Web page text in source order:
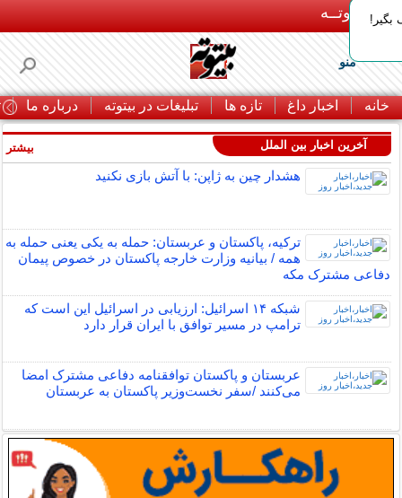
بـیتوتــه
منو
خانه اخبار داغ تازه ها تبلیغات در بیتوته درباره ما
آخرین اخبار بین الملل
هشدار چین به ژاپن: با آتش بازی نکنید
ترکیه، پاکستان و عربستان: حمله به یکی یعنی حمله به
همه / بیانیه وزارت خارجه پاکستان در خصوص پیمان
دفاعی مشترک مکه
شبکه ۱۴ اسرائیل: ارزیابی در اسرائیل این است که
ترامپ در مسیر توافق با ایران قرار دارد
عربستان و پاکستان توافقنامه دفاعی مشترک امضا
می‌کنند /سفر نخست‌وزیر پاکستان به عربستان
بیشتر